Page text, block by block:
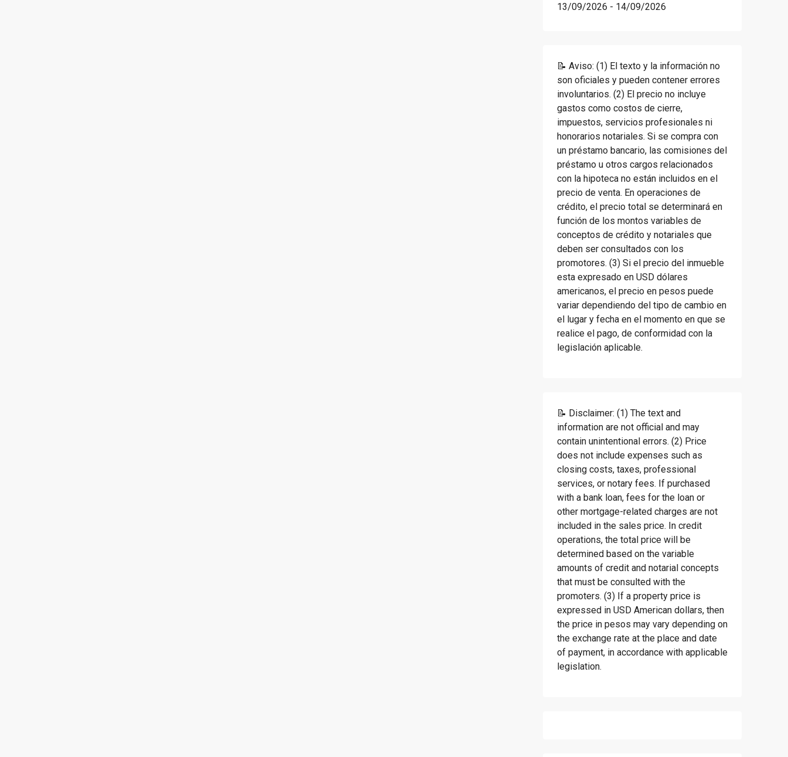
13/09/2026 - 14/09/2026
📝 Aviso: (1) El texto y la información no
son oficiales y pueden contener errores
involuntarios. (2) El precio no incluye
gastos como costos de cierre,
impuestos, servicios profesionales ni
honorarios notariales. Si se compra con
un préstamo bancario, las comisiones del
préstamo u otros cargos relacionados
con la hipoteca no están incluidos en el
precio de venta. En operaciones de
crédito, el precio total se determinará en
función de los montos variables de
conceptos de crédito y notariales que
deben ser consultados con los
promotores. (3) Si el precio del inmueble
esta expresado en USD dólares
americanos, el precio en pesos puede
variar dependiendo del tipo de cambio en
el lugar y fecha en el momento en que se
realice el pago, de conformidad con la
legislación aplicable.
📝 Disclaimer: (1) The text and
information are not official and may
contain unintentional errors. (2) Price
does not include expenses such as
closing costs, taxes, professional
services, or notary fees. If purchased
with a bank loan, fees for the loan or
other mortgage-related charges are not
included in the sales price. In credit
operations, the total price will be
determined based on the variable
amounts of credit and notarial concepts
that must be consulted with the
promoters. (3) If a property price is
expressed in USD American dollars, then
the price in pesos may vary depending on
the exchange rate at the place and date
of payment, in accordance with applicable
legislation.